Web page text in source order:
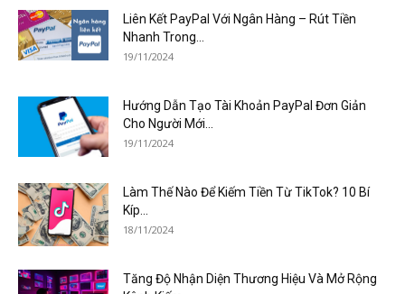
Liên Kết PayPal Với Ngân Hàng – Rút Tiền
Nhanh Trong...
19/11/2024
Hướng Dẫn Tạo Tài Khoản PayPal Đơn Giản
Cho Người Mới...
19/11/2024
Làm Thế Nào Để Kiếm Tiền Từ TikTok? 10 Bí
Kíp...
18/11/2024
Tăng Độ Nhận Diện Thương Hiệu Và Mở Rộng